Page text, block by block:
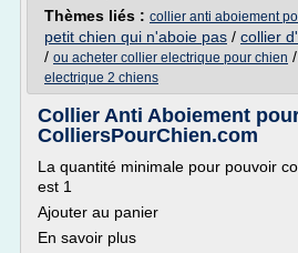
Thèmes liés : collier anti aboiement
petit chien qui n'aboie pas / collier
/ ou acheter collier electrique pour chien /
electrique 2 chiens
Collier Anti Aboiement pour
ColliersPourChien.com
La quantité minimale pour pouvoir
est 1
Ajouter au panier
En savoir plus